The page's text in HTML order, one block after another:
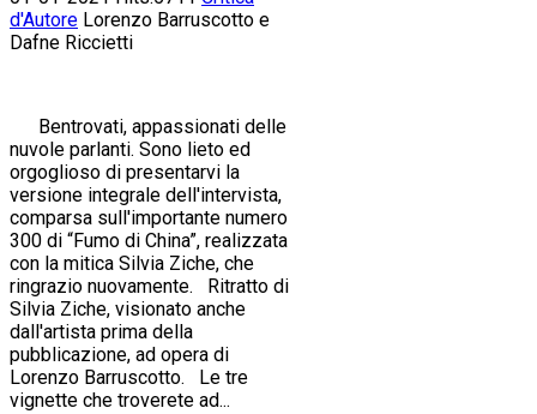
d'Autore Lorenzo Barruscotto e
Dafne Riccietti
Bentrovati, appassionati delle
nuvole parlanti. Sono lieto ed
orgoglioso di presentarvi la
versione integrale dell'intervista,
comparsa sull'importante numero
300 di “Fumo di China”, realizzata
con la mitica Silvia Ziche, che
ringrazio nuovamente. Ritratto di
Silvia Ziche, visionato anche
dall'artista prima della
pubblicazione, ad opera di
Lorenzo Barruscotto. Le tre
vignette che troverete ad...